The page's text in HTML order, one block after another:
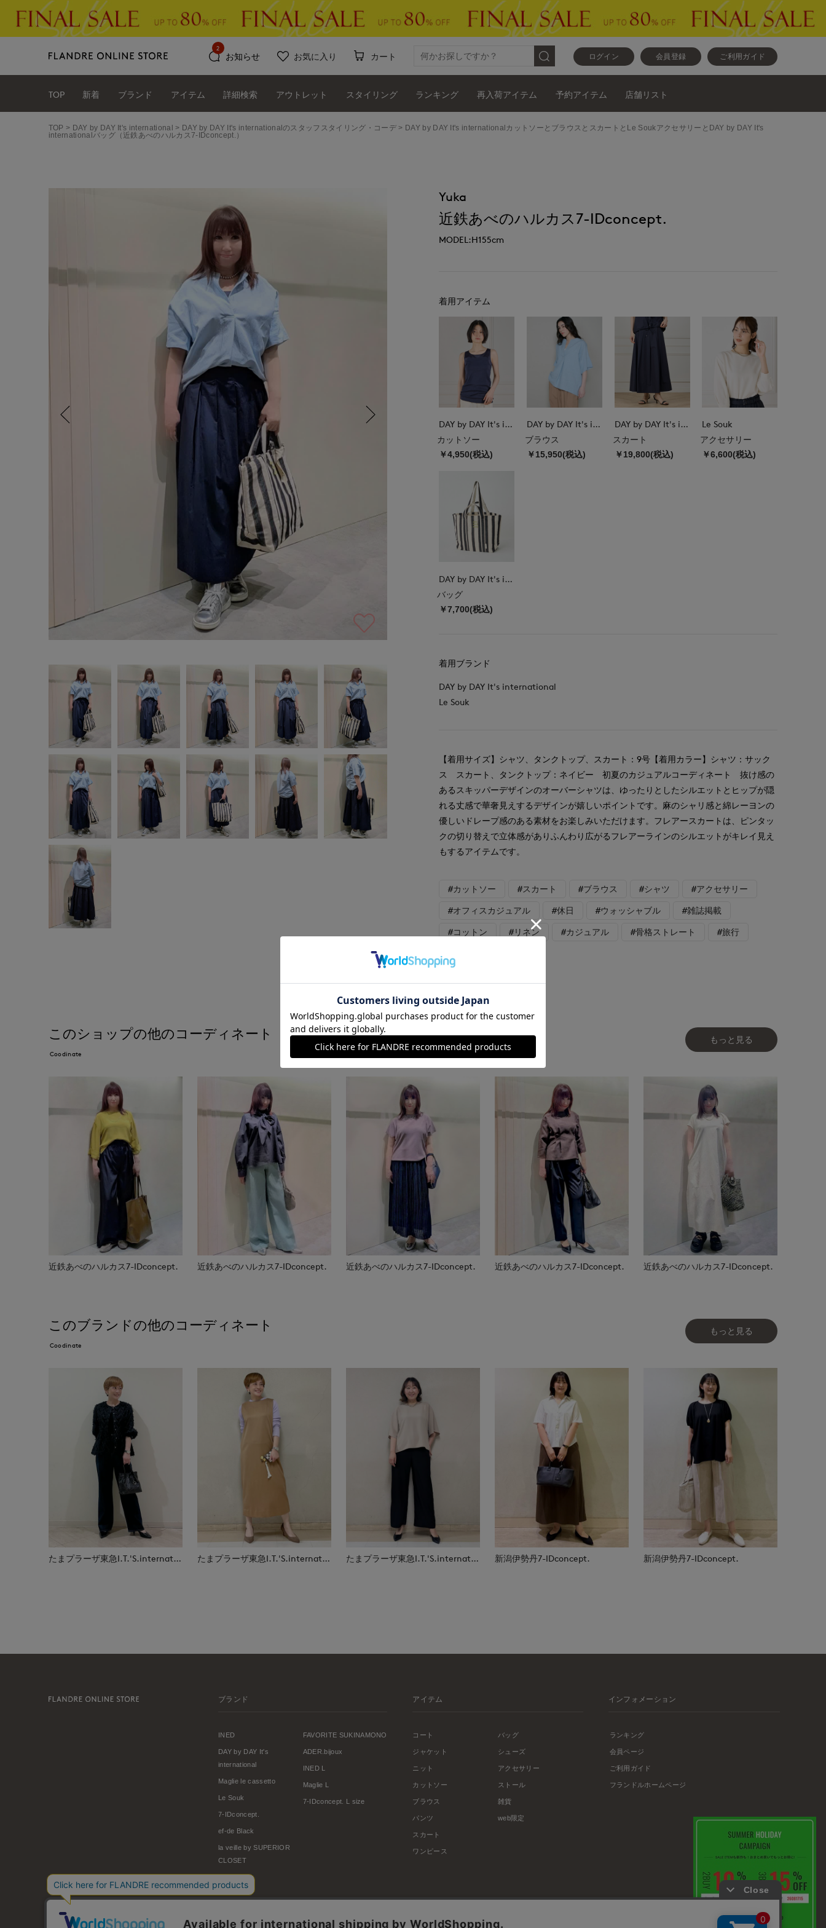
ログイン 会員登録 ご利用ガイド
お知らせ
2
お気に入り カート
TOP 新着 ブランド アイテム 詳細検索 アウトレット スタイリング ランキング 再入荷アイテム 予約アイテム 店舗リスト
TOP DAY by DAY It's international DAY by DAY It's internationalのスタッフスタイリング・コーデ
DAY by DAY It's internationalカットソーとブラウスとスカートとLe SoukアクセサリーとDAY by DAY It's
internationalバッグ（近鉄あべのハルカス7-IDconcept.）
Yuka
近鉄あべのハルカス7-IDconcept.
MODEL:H155cm
着用アイテム
DAY by DAY It's international
カットソー
￥4,950(税込)
DAY by DAY It's international
ブラウス
￥15,950(税込)
DAY by DAY It's international
スカート
￥19,800(税込)
Le Souk
アクセサリー
￥6,600(税込)
DAY by DAY It's international
バッグ
￥7,700(税込)
着用ブランド
DAY by DAY It's international
Le Souk
【着用サイズ】シャツ、タンクトップ、スカート：9号【着用カラー】シャツ：サック
ス スカート、タンクトップ：ネイビー 初夏のカジュアルコーディネート 抜け感の
あるスキッパーデザインのオーバーシャツは、ゆったりとしたシルエットとヒップが隠
れる丈感で華奢見えするデザインが嬉しいポイントです。麻のシャリ感と綿レーヨンの
優しいドレープ感のある素材をお楽しみいただけます。フレアースカートは、ピンタッ
クの切り替えで立体感がありふんわり広がるフレアーラインのシルエットがキレイ見え
もするアイテムです。
#カットソー #スカート #ブラウス #シャツ #アクセサリー
#オフィスカジュアル #休日 #ウォッシャブル #雑誌掲載
#コットン #リネン #カジュアル #骨格ストレート #旅行
このショップの他のコーディネート
Coodinate
もっと見る
近鉄あべのハルカス7-IDconcept. 近鉄あべのハルカス7-IDconcept. 近鉄あべのハルカス7-IDconcept. 近鉄あべのハルカス7-IDconcept. 近鉄あべのハルカス7-IDconcept.
このブランドの他のコーディネート
Coodinate
もっと見る
たまプラーザ東急I.T.'S.international たまプラーザ東急I.T.'S.international たまプラーザ東急I.T.'S.international 新潟伊勢丹7-IDconcept. 新潟伊勢丹7-IDconcept.
ブランド
INED
DAY by DAY It's
international
Maglie le cassetto
Le Souk
7-IDconcept.
ef-de Black
la veille by SUPERIOR
CLOSET
FAVORITE SUKINAMONO
ADER.bijoux
INED L
Maglie L
7-IDconcept. L size
アイテム
コート
ジャケット
ニット
カットソー
ブラウス
パンツ
スカート
ワンピース
バッグ
シューズ
アクセサリー
ストール
雑貨
web限定
インフォメーション
ランキング
会員ページ
ご利用ガイド
フランドルホームページ